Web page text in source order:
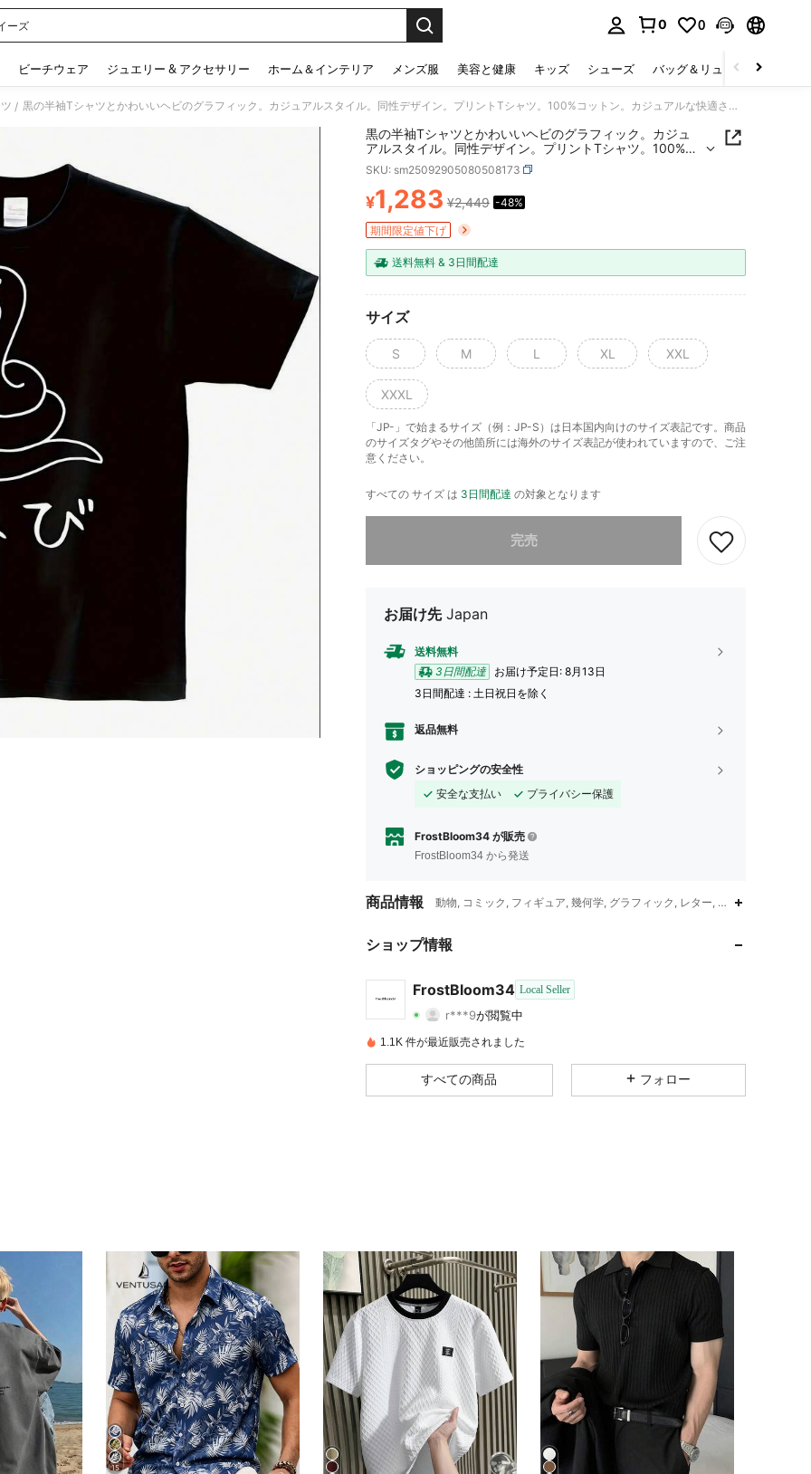
ーズ
0 0
ビーチウェア ジュエリー & アクセサリー ホーム＆インテリア メンズ服 美容と健康 キッズ シューズ バッグ＆リュック
/ 黒の半袖Tシャツとかわいいヘビのグラフィック。カジュアルスタイル。同性デザイン。プリントTシャツ。100%コットン。カジュアルな快適さ。普段着やギフトに最適。半袖4895。
黒の半袖Tシャツとかわいいヘビのグラフィック。カジュ
アルスタイル。同性デザイン。プリントTシャツ。100%コ
ットン。カジュアルな快適さ。普段着やギフトに最適。半
袖4895。
SKU: sm25092905080508173
PRICE AND AVAILABILITY
¥1,283 ¥2,449 -48%
期間限定値下げ
送料無料 & 3日間配達
サイズ
S M L XL XXL
XXXL
「JP-」で始まるサイズ（例：JP-S）は日本国内向けのサイズ表記です。商品
のサイズタグやその他箇所には海外のサイズ表記が使われていますので、ご注
意ください。
すべての サイズ は 3日間配達 の対象となります
完売
お届け先 Japan
送料無料
3日間配達
お届け予定日: 8月13日
3日間配達 : 土日祝日を除く
返品無料
ショッピングの安全性
安全な支払い
プライバシー保護
FrostBloom34 が販売
FrostBloom34 から発送
商品情報 動物, コミック, フィギュア, 幾何学, グラフィック, レター, プレーン,春/夏/冬,
ショップ情報
FrostBloom34 Local Seller
4.35 114 37
が閲覧中
4.35 評価 114商品
4.35 114
4.35 114 37
4.35 114
4.35 114 37
1.1K 件が最近販売されました
すべての商品 フォロー
15